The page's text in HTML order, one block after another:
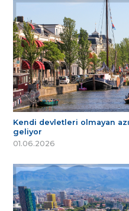
Kendi devletleri olmayan
geliyor
01.06.2026